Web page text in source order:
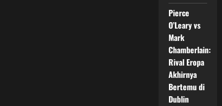
Pierce
O’Leary vs
Mark
Chamberlain:
Rival Eropa
Akhirnya
Bertemu di
Dublin